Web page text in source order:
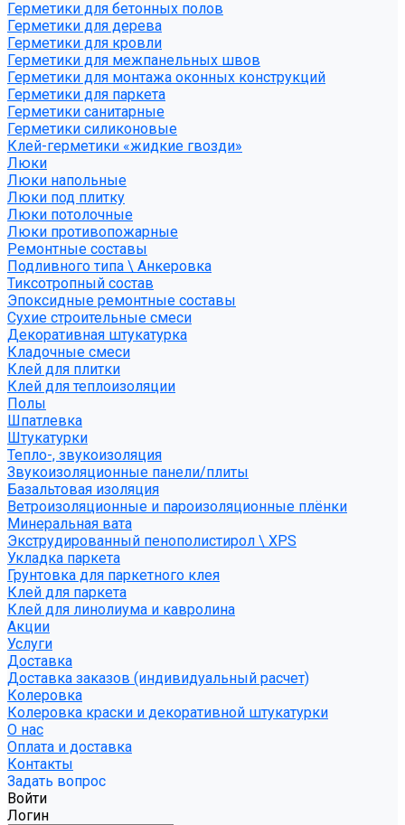
Герметики для бетонных полов
Герметики для дерева
Герметики для кровли
Герметики для межпанельных швов
Герметики для монтажа оконных конструкций
Герметики для паркета
Герметики санитарные
Герметики силиконовые
Клей-герметики «жидкие гвозди»
Люки
Люки напольные
Люки под плитку
Люки потолочные
Люки противопожарные
Ремонтные составы
Подливного типа \ Анкеровка
Тиксотропный состав
Эпоксидные ремонтные составы
Сухие строительные смеси
Декоративная штукатурка
Кладочные смеси
Клей для плитки
Клей для теплоизоляции
Полы
Шпатлевка
Штукатурки
Тепло-, звукоизоляция
Звукоизоляционные панели/плиты
Базальтовая изоляция
Ветроизоляционные и пароизоляционные плёнки
Минеральная вата
Экструдированный пенополистирол \ XPS
Укладка паркета
Грунтовка для паркетного клея
Клей для паркета
Клей для линолиума и кавролина
Акции
Услуги
Доставка
Доставка заказов (индивидуальный расчет)
Колеровка
Колеровка краски и декоративной штукатурки
О нас
Оплата и доставка
Контакты
Задать вопрос
Войти
Логин